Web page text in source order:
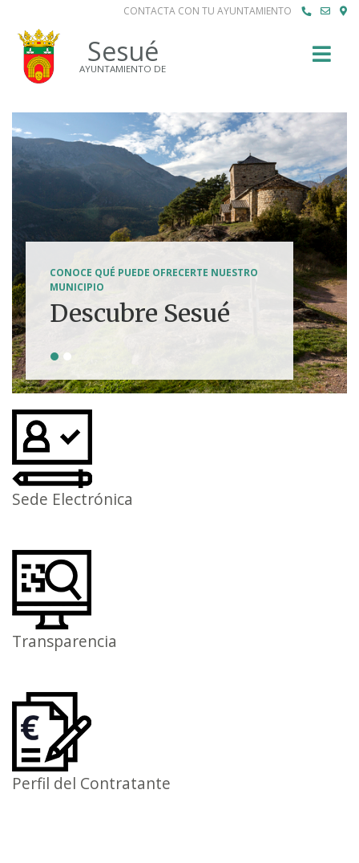
CONTACTA CON TU AYUNTAMIENTO
Sesué
AYUNTAMIENTO DE
CONOCE QUÉ PUEDE OFRECERTE NUESTRO
MUNICIPIO
Descubre Sesué
Tierra de
aventuras
Sede Electrónica
Transparencia
Perfil del Contratante